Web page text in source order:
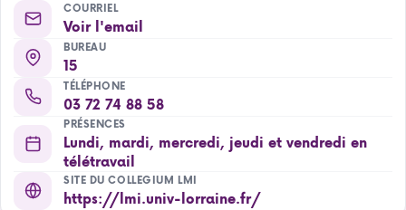
COURRIEL
Voir l'email
BUREAU
15
TÉLÉPHONE
03 72 74 88 58
PRÉSENCES
Lundi, mardi, mercredi, jeudi et vendredi en
télétravail
SITE DU COLLEGIUM LMI
https://lmi.univ-lorraine.fr/